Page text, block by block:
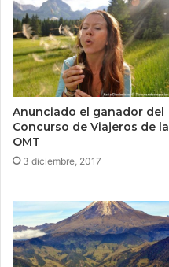
Anunciado el ganador del
Concurso de Viajeros de la
OMT
3 diciembre, 2017